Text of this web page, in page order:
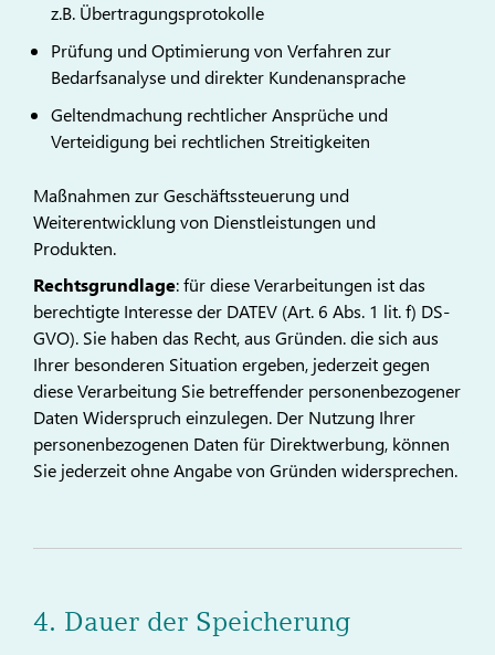
z.B. Übertragungsprotokolle
Prüfung und Optimierung von Verfahren zur
Bedarfsanalyse und direkter Kundenansprache
Geltendmachung rechtlicher Ansprüche und
Verteidigung bei rechtlichen Streitigkeiten
Maßnahmen zur Geschäftssteuerung und
Weiterentwicklung von Dienstleistungen und
Produkten.
Rechtsgrundlage: für diese Verarbeitungen ist das
berechtigte Interesse der DATEV (Art. 6 Abs. 1 lit. f) DS-
GVO). Sie haben das Recht, aus Gründen. die sich aus
Ihrer besonderen Situation ergeben, jederzeit gegen
diese Verarbeitung Sie betreffender personenbezogener
Daten Widerspruch einzulegen. Der Nutzung Ihrer
personenbezogenen Daten für Direktwerbung, können
Sie jederzeit ohne Angabe von Gründen widersprechen.
4. Dauer der Speicherung